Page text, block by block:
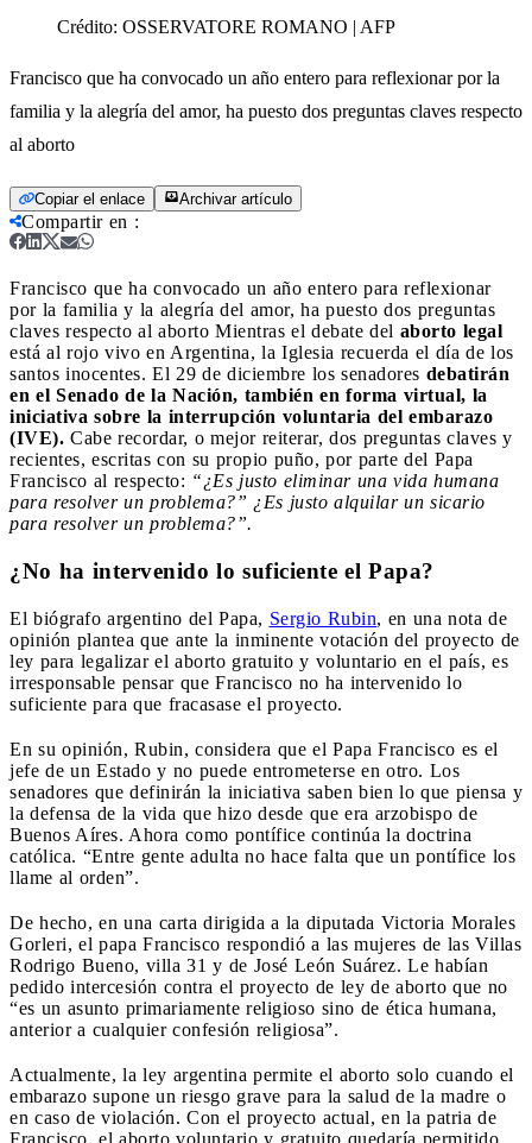
Crédito: OSSERVATORE ROMANO | AFP
Francisco que ha convocado un año entero para reflexionar por la
familia y la alegría del amor, ha puesto dos preguntas claves respecto
al aborto
Copiar el enlace Archivar artículo
Compartir en :
Francisco que ha convocado un año entero para reflexionar
por la familia y la alegría del amor, ha puesto dos preguntas
claves respecto al aborto Mientras el debate del aborto legal
está al rojo vivo en Argentina, la Iglesia recuerda el día de los
santos inocentes. El 29 de diciembre los senadores debatirán
en el Senado de la Nación, también en forma virtual, la
iniciativa sobre la interrupción voluntaria del embarazo
(IVE). Cabe recordar, o mejor reiterar, dos preguntas claves y
recientes, escritas con su propio puño, por parte del Papa
Francisco al respecto: “¿Es justo eliminar una vida humana
para resolver un problema?” ¿Es justo alquilar un sicario
para resolver un problema?”.
¿No ha intervenido lo suficiente el Papa?
El biógrafo argentino del Papa, Sergio Rubin, en una nota de
opinión plantea que ante la inminente votación del proyecto de
ley para legalizar el aborto gratuito y voluntario en el país, es
irresponsable pensar que Francisco no ha intervenido lo
suficiente para que fracasase el proyecto.
En su opinión, Rubin, considera que el Papa Francisco es el
jefe de un Estado y no puede entrometerse en otro. Los
senadores que definirán la iniciativa saben bien lo que piensa y
la defensa de la vida que hizo desde que era arzobispo de
Buenos Aíres. Ahora como pontífice continúa la doctrina
católica. “Entre gente adulta no hace falta que un pontífice los
llame al orden”.
De hecho, en una carta dirigida a la diputada Victoria Morales
Gorleri, el papa Francisco respondió a las mujeres de las Villas
Rodrigo Bueno, villa 31 y de José León Suárez. Le habían
pedido intercesión contra el proyecto de ley de aborto que no
“es un asunto primariamente religioso sino de ética humana,
anterior a cualquier confesión religiosa”.
Actualmente, la ley argentina permite el aborto solo cuando el
embarazo supone un riesgo grave para la salud de la madre o
en caso de violación. Con el proyecto actual, en la patria de
Francisco, el aborto voluntario y gratuito quedaría permitido